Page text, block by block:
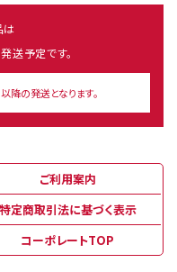
は
送予定です。
の発送となります。
ご利用案内
特定商取引法に基づく表示
コーポレートTOP